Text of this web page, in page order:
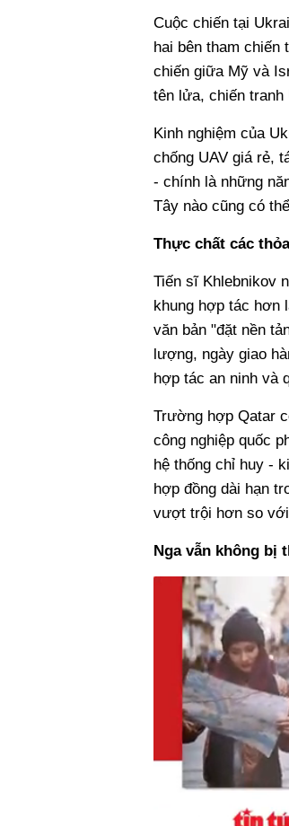
Cuộc chiến tại
hai bên tham
chiến giữa Mỹ và
tên lửa, chiến tranh
Kinh nghiệm của
chống UAV giá rẻ,
- chính là những
Tây nào cũng có
Thực chất các
Tiến sĩ Khlebnikov
khung hợp tác hơn
văn bản "đặt nền
lượng, ngày giao
hợp tác an ninh và
Trường hợp Qatar
công nghiệp quốc
hệ thống chỉ huy -
hợp đồng dài hạn
vượt trội hơn so
Nga vẫn không bị